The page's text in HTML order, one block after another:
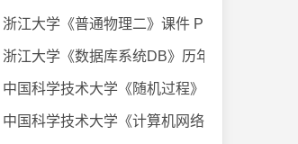
浙江大学《普通物理二》课件 PPT
浙江大学《数据库系统DB》历年试卷
中国科学技术大学《随机过程》近几
中国科学技术大学《计算机网络》课